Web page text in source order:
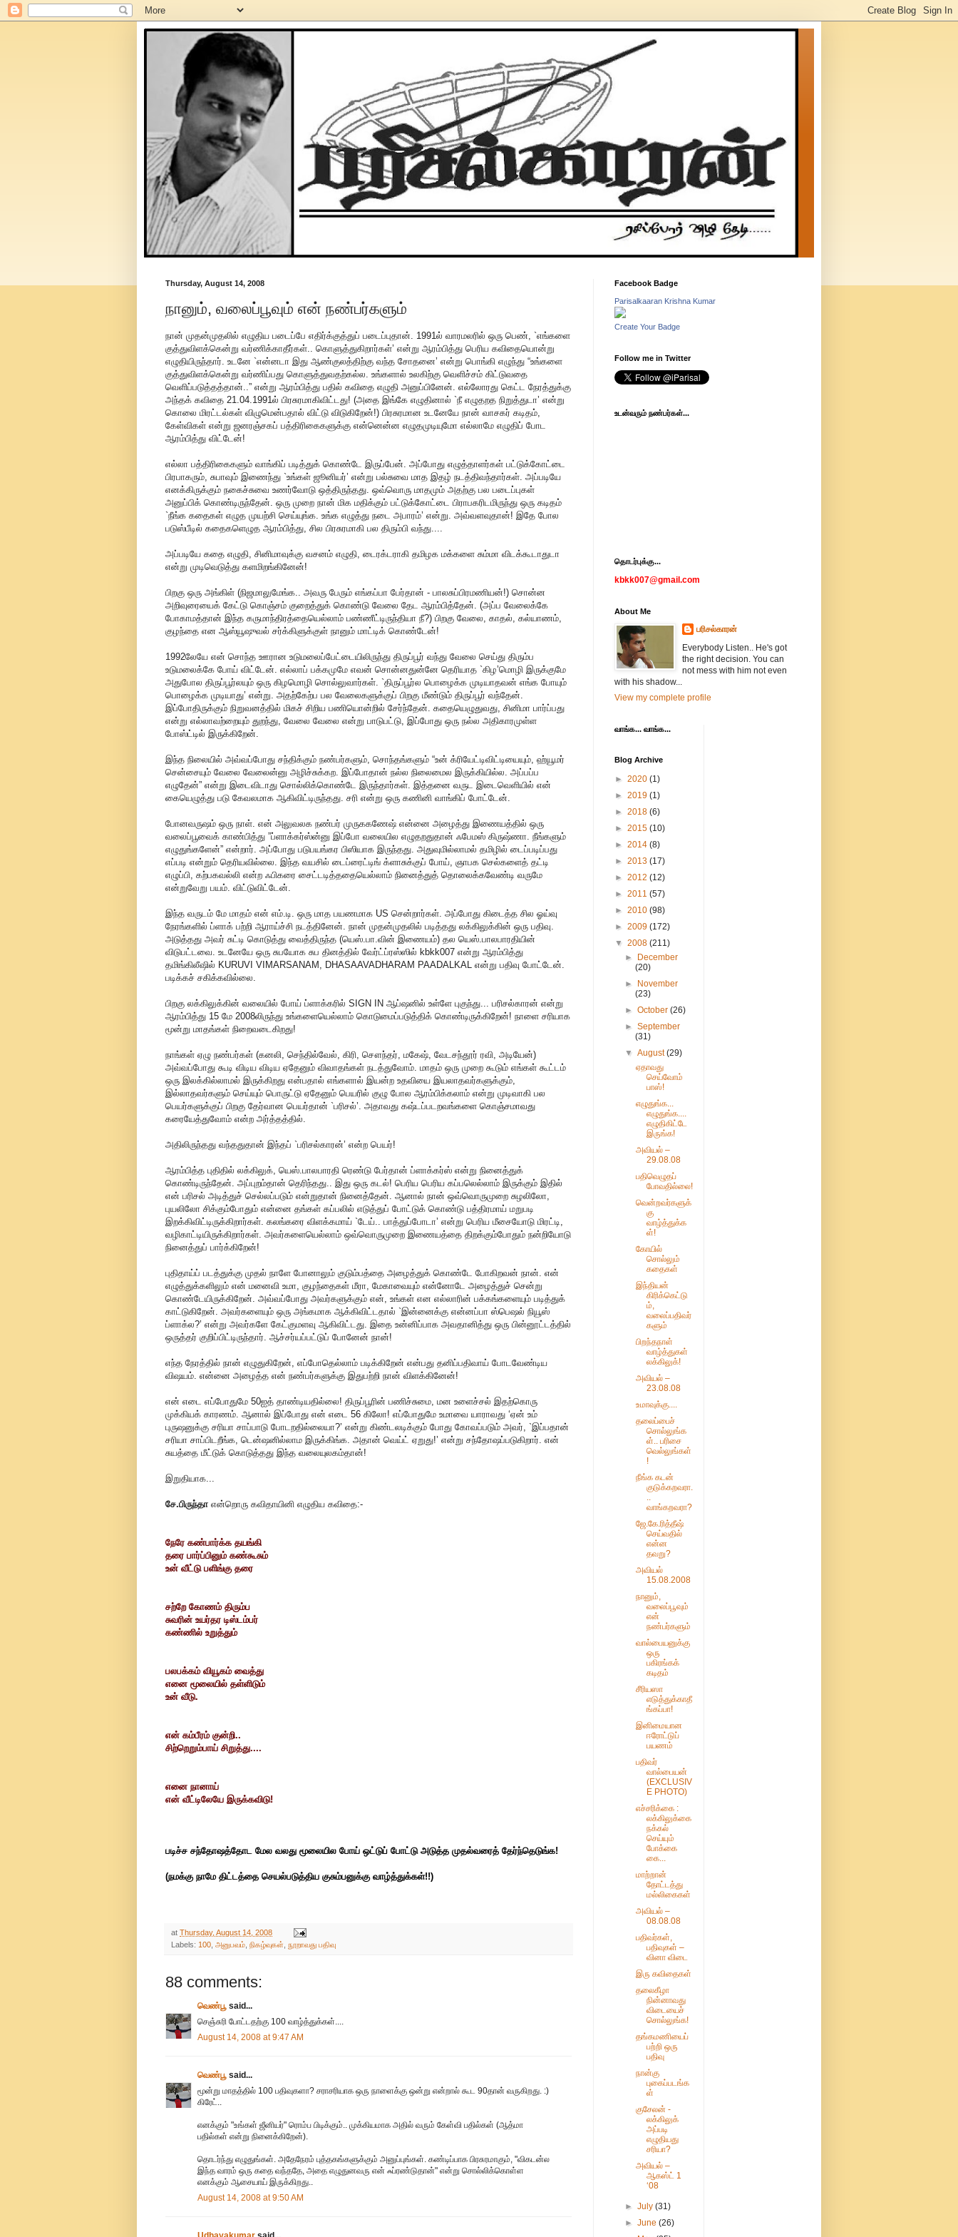
Thursday, August 14, 2008
நானும், வலைப்பூவும் என் நண்பர்களும்
நான் முதன்முதலில் எழுதிய படைப்பே எதிர்க்குத்துப் படைப்புதான். 1991ல் வாரமலரில் ஒரு பெண், `எங்களை
குத்துவிளக்கென்று வர்ணிக்காதீர்கள்.. கொளுத்துகிறார்கள்’ என்று ஆரம்பித்து பெரிய கவிதையொன்று
எழுதியிருந்தார். உடனே `என்னடா இது ஆண்குலத்திற்கு வந்த சோதனை’ என்று பொங்கி எழுந்து “உங்களை
குத்துவிளக்கென்று வர்ணிப்பது கொளுத்துவதற்கல்ல. உங்களால் உலகிற்கு வெளிச்சம் கிட்டுவதை
வெளிப்படுத்தத்தான்..” என்று ஆரம்பித்து பதில் கவிதை எழுதி அனுப்பினேன். எல்லோரது கெட்ட நேரத்துக்கு
அந்தக் கவிதை 21.04.1991ல் பிரசுரமாகிவிட்டது! (அதை இங்கே எழுதினால் `நீ எழுதறத நிறுத்துடா’ என்று
கொலை மிரட்டல்கள் விழுமென்பதால் விட்டு விடுகிறேன்!) பிரசுரமான உடனேயே நான் வாசகர் கடிதம்,
கேள்விகள் என்று ஜனரஞ்சகப் பத்திரிகைகளுக்கு என்னென்ன எழுதமுடியுமோ எல்லாமே எழுதிப் போட
ஆரம்பித்து விட்டேன்!
எல்லா பத்திரிகைகளும் வாங்கிப் படித்துக் கொண்டே இருப்பேன். அப்போது எழுத்தாளர்கள் பட்டுக்கோட்டை
பிரபாகரும், சுபாவும் இணைந்து `உங்கள் ஜூனியர்’ என்று பல்சுவை மாத இதழ் நடத்திவந்தார்கள். அப்படியே
எனக்கிருக்கும் நகைச்சுவை உணர்வோடு ஒத்திருந்தது. ஒவ்வொரு மாதமும் அதற்கு பல படைப்புகள்
அனுப்பிக் கொண்டிருந்தேன். ஒரு முறை நான் மிக மதிக்கும் பட்டுக்கோட்டை பிராபகரிடமிருந்து ஒரு கடிதம்
`நீங்க கதைகள் எழுத முயற்சி செய்யுங்க. உங்க எழுத்து நடை அபாரம்’ என்று. அவ்வளவுதான்! இதே போல
படுஸ்பீடில் கதைகளெழுத ஆரம்பித்து, சில பிரசுரமாகி பல திரும்பி வந்து....
அப்படியே கதை எழுதி, சினிமாவுக்கு வசனம் எழுதி, டைரக்டராகி தமிழக மக்களை சும்மா விடக்கூடாதுடா
என்று முடிவெடுத்து களமிறங்கினேன்!
பிறகு ஒரு அங்கிள் (நிஜமாலுமேங்க.. அவரு பேரும் எங்கப்பா பேர்தான் - பாலசுப்பிரமணியன்!) சொன்ன
அறிவுரையைக் கேட்டு கொஞ்சம் குறைத்துக் கொண்டு வேலை தேட ஆரம்பித்தேன். (அப்ப வேலைக்கே
போகாமத்தான் இந்த கருமாந்திரத்தையெல்லாம் பண்ணீட்டிருந்தியா நீ?) பிறகு வேலை, காதல், கல்யாணம்,
குழந்தை என ஆஸ்யூஷுவல் சர்க்கிளுக்குள் நானும் மாட்டிக் கொண்டேன்!
1992லேயே என் சொந்த ஊரான உடுமலைப்பேட்டையிலிருந்து திருப்பூர் வந்து வேலை செய்து திரும்ப
உடுமலைக்கே போய் விட்டேன். எல்லாப் பக்கமுமே எவன் சொன்னதுன்னே தெரியாத `கிழ’மொழி இருக்குமே
அதுபோல திருப்பூர்லயும் ஒரு கிழமொழி சொல்லுவார்கள். `திருப்பூர்ல பொழைக்க முடியாதவன் எங்க போயும்
பொழைக்க முடியாது’ என்று. அதற்கேற்ப பல வேலைகளுக்குப் பிறகு மீண்டும் திருப்பூர் வந்தேன்.
இப்போதிருக்கும் நிறுவனத்தில் மிகச் சிறிய பணியொன்றில் சேர்ந்தேன். கதையெழுதுவது, சினிமா பார்ப்பது
என்று எல்லாவற்றையும் துறந்து, வேலை வேலை என்று பாடுபட்டு, இப்போது ஒரு நல்ல அதிகாரமுள்ள
போஸ்ட்டில் இருக்கிறேன்.
இந்த நிலையில் அவ்வப்போது சந்திக்கும் நண்பர்களும், சொந்தங்களும் “உன் க்ரியேட்டிவிட்டியையும், ஹ்யூமர்
சென்சையும் வேலை வேலைன்னு அழிச்சுக்கற. இப்போதான் நல்ல நிலைமைல இருக்கியில்ல. அப்பப்ப
எழுதேன்” என்று இடைவிடாது சொல்லிக்கொண்டே இருந்தார்கள். இத்தனை வருட இடைவெளியில் என்
கையெழுத்து படு கேவலமாக ஆகிவிட்டிருந்தது. சரி என்று ஒரு கணினி வாங்கிப் போட்டேன்.
போனவருஷம் ஒரு நாள். என் அலுவலக நண்பர் முருககணேஷ் என்னை அழைத்து இணையத்தில் ஒரு
வலைப்பூவைக் காண்பித்து ”ப்ளாக்கர்ஸ்ன்னு இப்போ வலையில எழுதறதுதான் ஃபேமஸ் கிருஷ்ணா. நீங்களும்
எழுதுங்களேன்” என்றார். அப்போது படுபயங்கர பிஸியாக இருந்தது. அதுவுமில்லாமல் தமிழில் டைப்படிப்பது
எப்படி என்றும் தெரியவில்லை. இந்த வயசில் டைப்ரைட்டிங் க்ளாசுக்குப் போய், ஞாபக செல்களைத் தட்டி
எழுப்பி, கற்பகவல்லி என்ற ஃபிகரை சைட்டடித்ததையெல்லாம் நினைத்துத் தொலைக்கவேண்டி வருமே
என்றுவேறு பயம். விட்டுவிட்டேன்.
இந்த வருடம் மே மாதம் என் எம்.டி. ஒரு மாத பயணமாக US சென்றார்கள். அப்போது கிடைத்த சில ஓய்வு
நேரங்களில் ப்ளாக் பற்றி ஆராய்ச்சி நடத்தினேன். நான் முதன்முதலில் படித்தது லக்கிலுக்கின் ஒரு பதிவு.
அடுத்தது அவர் சுட்டி கொடுத்து வைத்திருந்த (யெஸ்.பா.வின் இணையம்) தல யெஸ்.பாலபாரதியின்
விடுபட்டவை. உடனேயே ஒரு சுபயோக சுப தினத்தில் வேர்ட்ப்ரஸ்ஸில் kbkk007 என்று ஆரம்பித்து
தமிங்கிலீஷில் KURUVI VIMARSANAM, DHASAAVADHARAM PAADALKAL என்று பதிவு போட்டேன்.
படிக்கச் சகிக்கவில்லை.
பிறகு லக்கிலுக்கின் வலையில் போய் ப்ளாக்கரில் SIGN IN ஆப்ஷனில் உள்ளே புகுந்து... பரிசல்காரன் என்று
ஆரம்பித்து 15 மே 2008லிருந்து உங்களையெல்லாம் கொடுமைப்படுத்திக் கொண்டிருக்கிறேன்! நாளை சரியாக
மூன்று மாதங்கள் நிறைவடைகிறது!
நாங்கள் ஏழு நண்பர்கள் (கனலி, செந்தில்வேல், கிரி, சௌந்தர், மகேஷ், வேடசந்தூர் ரவி, அடியேன்)
அவ்வப்போது கூடி விடிய விடிய ஏதேனும் விவாதங்கள் நடத்துவோம். மாதம் ஒரு முறை கூடும் எங்கள் கூட்டம்
ஒரு இலக்கில்லாமல் இருக்கிறது என்பதால் எங்களால் இயன்ற உதவியை இயலாதவர்களுக்கும்,
இல்லாதவர்களும் செய்யும் பொருட்டு ஏதேனும் பெயரில் குழு போல ஆரம்பிக்கலாம் என்று முடிவாகி பல
பெயர்களுக்குப் பிறகு தேர்வான பெயர்தான் `பரிசல்’. அதாவது கஷ்டப்படறவங்களை கொஞ்சமாவது
கரையேத்துவோம் என்ற அர்த்தத்தில்.
அதிலிருந்தது வந்ததுதான் இந்தப் `பரிசல்காரன்’ என்ற பெயர்!
ஆரம்பித்த புதிதில் லக்கிலுக், யெஸ்.பாலபாரதி ரெண்டு பேர்தான் ப்ளாக்கர்ஸ் என்று நினைத்துக்
கொண்டிருந்தேன். அப்புறம்தான் தெரிந்தது.. இது ஒரு கடல்! பெரிய பெரிய கப்பலெல்லாம் இருக்கும் இதில்
என் பரிசல் அடித்துச் செல்லப்படும் என்றுதான் நினைத்தேன். ஆனால் நான் ஒவ்வொருமுறை சுழலிலோ,
புயலிலோ சிக்கும்போதும் என்னை தங்கள் கப்பலில் எடுத்துப் போட்டுக் கொண்டு பத்திரமாய் மறுபடி
இறக்கிவிட்டிருக்கிறார்கள். கலங்கரை விளக்கமாய் `டேய்.. பாத்துப்போடா’ என்று பெரிய மீசையோடு மிரட்டி,
வழிகாட்டியிருக்கிறார்கள். அவர்களையெல்லாம் ஒவ்வொருமுறை இணையத்தை திறக்கும்போதும் நன்றியோடு
நினைத்துப் பார்க்கிறேன்!
புதிதாய்ப் படத்துக்கு முதல் நாளே போனாலும் குடும்பத்தை அழைத்துக் கொண்டே போகிறவன் நான். என்
எழுத்துக்களிலும் என் மனைவி உமா, குழந்தைகள் மீரா, மேகாவையும் என்னோடே அழைத்துச் சென்று
கொண்டேயிருக்கிறேன். அவ்வப்போது அவர்களுக்கும் என், உங்கள் என எல்லாரின் பக்கங்களையும் படித்துக்
காட்டுகிறேன். அவர்களையும் ஒரு அங்கமாக ஆக்கிவிட்டதால் `இன்னைக்கு என்னப்பா ஸ்பெஷல் நியூஸ்
ப்ளாக்ல?’ என்று அவர்களே கேட்குமளவு ஆகிவிட்டது. இதை உன்னிப்பாக அவதானித்து ஒரு பின்னூட்டத்தில்
ஒருத்தர் குறிப்பிட்டிருந்தார். ஆச்சர்யப்பட்டுப் போனேன் நான்!
எந்த நேரத்தில் நான் எழுதுகிறேன், எப்போதெல்லாம் படிக்கிறேன் என்பது தனிப்பதிவாய் போடவேண்டிய
விஷயம். என்னை அழைத்த என் நண்பர்களுக்கு இதுபற்றி நான் விளக்கினேன்!
என் எடை எப்போதுமே 50ஐத் தாண்டியதில்லை! திருப்பூரின் பணிச்சுமை, மன உளைச்சல் இதற்கொரு
முக்கியக் காரணம். ஆனால் இப்போது என் எடை 56 கிலோ! எப்போதுமே உமாவை யாராவது ‘ஏன் உம்
புருஷனுக்கு சரியா சாப்பாடு போடறதில்லையா?’ என்று கிண்டலடிக்கும் போது கோவப்படும் அவர், `இப்பதான்
சரியா சாப்பிடறீங்க, டென்ஷனில்லாம இருக்கிங்க. அதான் வெய்ட் ஏறுது!’ என்று சந்தோஷப்படுகிறார். என்
சுயத்தை மீட்டுக் கொடுத்தது இந்த வலையுலகம்தான்!
இறுதியாக...
சே.பிருந்தா என்றொரு கவிதாயினி எழுதிய கவிதை:-
நேரே கண்பார்க்க தயங்கி
தரை பார்ப்பினும் கண்கூசும்
உன் வீட்டு பளிங்கு தரை
சற்றே கோணம் திரும்ப
சுவரின் உயர்தர டிஸ்டம்பர்
கண்ணில் உறுத்தும்
பலபக்கம் வியூகம் வைத்து
எனை மூலையில் தள்ளிடும்
உன் வீடு.
என் கம்பீரம் குன்றி..
சிற்றெறும்பாய் சிறுத்து....
எனை நானாய்
என் வீட்டிலேயே இருக்கவிடு!
படிச்ச சந்தோஷத்தோட மேல வலது மூலையில போய் ஒட்டுப் போட்டு அடுத்த முதல்வரைத் தேர்ந்தெடுங்க!
(நமக்கு நாமே திட்டத்தை செயல்படுத்திய குசும்பனுக்கு வாழ்த்துக்கள்!!)
at Thursday, August 14, 2008
Labels: 100 அனுபவம் நிகழ்வுகள் நூறாவது பதிவு
88 comments:
வெண்பூ said...
செஞ்சுரி போட்டதற்கு 100 வாழ்த்துக்கள்....
August 14, 2008 at 9:47 AM
வெண்பூ said...
மூன்று மாதத்தில் 100 பதிவுகளா? சராசரியாக ஒரு நாளைக்கு ஒன்று என்றால் கூட 90தான் வருகிறது. :)
கிரேட்..
எனக்கும் "உங்கள் ஜீனியர்" ரொம்ப பிடிக்கும்.. முக்கியமாக அதில் வரும் கேள்வி பதில்கள் (ஆத்மா
பதில்கள் என்று நினைக்கிறேன்).
தொடர்ந்து எழுதுங்கள். அதேநேரம் புத்தகங்களுக்கும் அனுப்புங்கள். கண்டிப்பாக பிரசுரமாகும், "விகடன்ல
இந்த வாரம் ஒரு கதை வந்ததே, அதை எழுதுனவரு என் ஃப்ரண்டுதான்" என்று சொல்லிக்கொள்ள
எனக்கும் ஆசையாய் இருக்கிறது..
August 14, 2008 at 9:50 AM
Facebook Badge
Parisalkaaran Krishna Kumar
Create Your Badge
Follow me in Twitter
உடன்வரும் நண்பர்கள்...
தொடர்புக்கு...
kbkk007@gmail.com
About Me
பரிசல்காரன்
Everybody Listen.. He's got
the right decision. You can
not mess with him not even
with his shadow...
View my complete profile
வாங்க... வாங்க...
Blog Archive
► 2020 (1)
► 2019 (1)
► 2018 (6)
► 2015 (10)
► 2014 (8)
► 2013 (17)
► 2012 (12)
► 2011 (57)
► 2010 (98)
► 2009 (172)
▼ 2008 (211)
►
December
(20)
►
November
(23)
►October(26)
►September
(31)
▼August(29)
ஏதாவது
செய்வோம்
பாஸ்!
எழுதுங்க...
எழுதுங்க....
எழுதிகிட்டே
இருங்க!
அவியல் –
29.08.08
பதிவெழுதப்
போவதில்லை!
வென்றவர்களுக்
கு
வாழ்த்துக்க
ள்!
கோயில்
சொல்லும்
கதைகள்
இந்தியன்
கிரிக்கெட்டு
ம்,
வலைப்பதிவர்
களும்
பிறந்தநாள்
வாழ்த்துகள்
லக்கிலுக்!
அவியல் –
23.08.08
உமாவுக்கு....
தலைப்பைச்
சொல்லுங்க
ள்.. பரிசை
வெல்லுங்கள்
!
நீங்க கடன்
குடுக்கறவரா.
..
வாங்கறவரா?
ஜே.கே.ரித்தீஷ்
செய்வதில்
என்ன
தவறு?
அவியல்
15.08.2008
நானும்,
வலைப்பூவும்
என்
நண்பர்களும்
வால்பையனுக்கு
ஒரு
பகிரங்கக்
கடிதம்
சீரியஸா
எடுத்துக்காதீ
ங்கப்பா!
இனிமையான
ஈரோட்டுப்
பயணம்
பதிவர்
வால்பையன்
(EXCLUSIV
E PHOTO)
எச்சரிக்கை :
லக்கிலுக்கை
நக்கல்
செய்யும்
போக்கை
கை...
மாற்றான்
தோட்டத்து
மல்லிகைகள்
அவியல் –
08.08.08
பதிவர்கள்,
பதிவுகள் –
வினா விடை
இரு கவிதைகள்
தலைகீழா
நின்னாவது
விடையைச்
சொல்லுங்க!
தங்கமணியைப்
பற்றி ஒரு
பதிவு
நான்கு
புகைப்படங்க
ள்
குசேலன் -
லக்கிலுக்
அப்படி
எழுதியது
சரியா?
அவியல் –
ஆகஸ்ட் 1
‘08
►July(31)
►June(26)